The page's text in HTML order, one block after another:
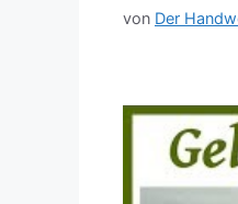
von Der
Dieses